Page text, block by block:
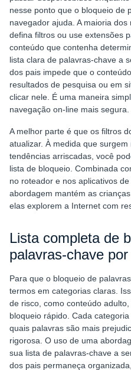
nesse ponto que o bloqueio de
navegador ajuda. A maioria
defina filtros ou use extensões
conteúdo que contenha
lista clara de palavras-chave a
dos pais impede que o
resultados de pesquisa ou em
clicar nele. É uma maneira
navegação on-line mais segura.
A melhor parte é que os filtros
atualizar. À medida que
tendências arriscadas, você
lista de bloqueio. Combinada
no roteador e nos aplicativos
abordagem mantém as
elas explorem a Internet com
Lista completa de
palavras-chave
Para que o bloqueio de
termos em categorias claras.
de risco, como conteúdo
bloqueio rápido. Cada
quais palavras são mais
rigorosa. O uso de uma
sua lista de palavras-chave a
dos pais permaneça